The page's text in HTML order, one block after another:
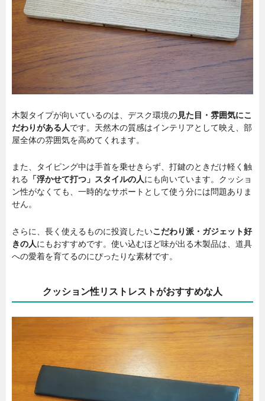
木製タイプが向いているのは、デスク環境の見た目・雰囲気にこ
だわりがある人です。天然木の質感はインテリアとして映え、部
屋全体の雰囲気を高めてくれます。
また、タイピング中は手首を乗せきらず、打鍵のときだけ軽く触
れる
「浮かせて打つ」スタイルの人にも向いています。クッショ
ン性がなくても、一時的なサポートとして使う分には問題ありま
せん。
さらに、長く使えるものに投資したいこだわり派・ガジェット好
きの人にもおすすめです。使い込むほど味が出る木製品は、道具
への愛着を育てるのにぴったりな素材です。
クッション性リストレストがおすすめな人